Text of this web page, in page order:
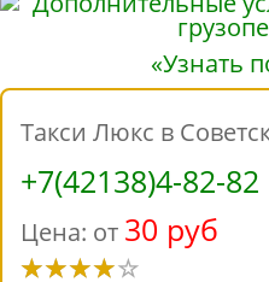
«Узнать
Такси Люкс в
+7(42138)4-82-82
Цена: от 30 руб